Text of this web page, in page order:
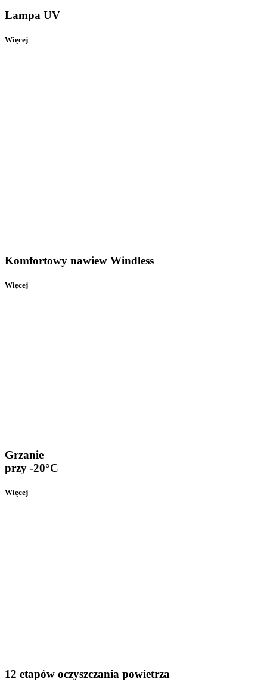
Lampa UV
Więcej
Komfortowy nawiew Windless
Więcej
Grzanie
przy -20°C
Więcej
12 etapów oczyszczania powietrza